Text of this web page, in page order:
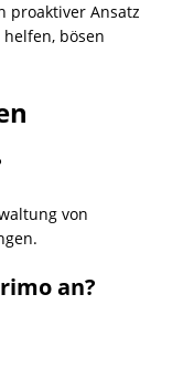
proaktiver Ansatz
bösen
von
an?